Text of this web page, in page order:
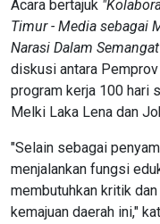
Acara bertajuk
Timur - Media sebagai
Narasi Dalam
diskusi antara
program kerja 100 hari
Melki Laka Lena dan
"Selain sebagai
menjalankan fungsi
membutuhkan kritik
kemajuan daerah ini,"